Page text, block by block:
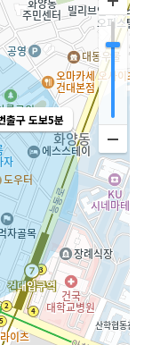
출구 도보5분